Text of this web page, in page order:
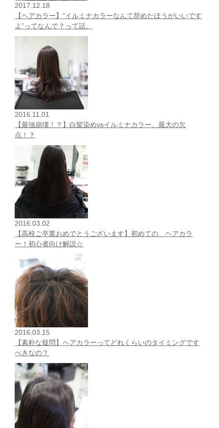
2017.12.18
【ヘアカラー】”イルミナカラーなんて辞めたほうがいいです
よ”ってなんで？って話。
2016.11.01
【最強崩壊！？】白髪染めvsイルミナカラー、最大の欠
点！？
2016.03.02
【高校ご卒業おめでとうございます】初めての、ヘアカラ
ー！初心者向け解説☆
2016.03.15
【素朴な疑問】ヘアカラーってどれくらいのタイミングです
べきなの？